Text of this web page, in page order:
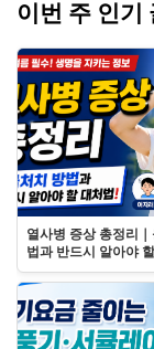
이번 주 인기
열사병 증상 총정리
법과 반드시 알아야